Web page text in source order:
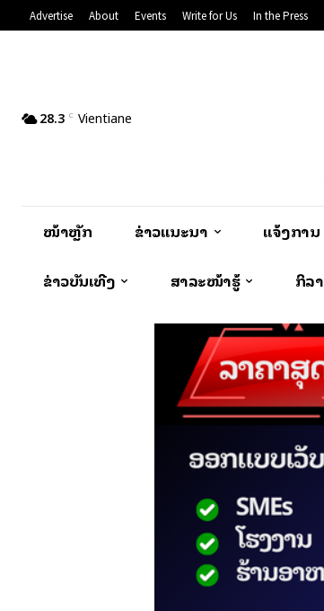
Advertise About Events Write for Us In the Press
28.3 C Vientiane
ໜ້າຫຼັກ ຂ່າວແນະນຳ ແຈ້ງການ
ຂ່າວບັນເທີງ ສາລະໜ້າຮູ້ ກິລາ